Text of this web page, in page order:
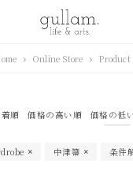
Online Store Product
順 価格の高い順 価格の低
中津箒 条件